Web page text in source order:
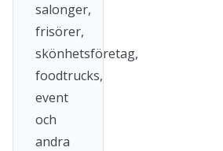
salonger,
frisörer,
skönhetsföretag,
foodtrucks,
event
och
andra